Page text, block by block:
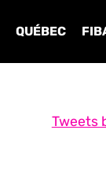
QUÉBEC
Tweets